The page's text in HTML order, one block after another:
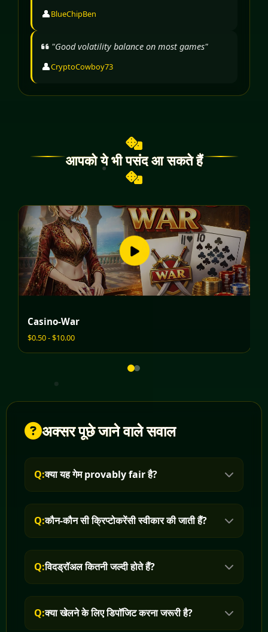
👤BlueChipBen
"Good volatility balance on most games"
👤CryptoCowboy73
आपको ये भी पसंद आ सकते हैं
Casino-War
$0.50 - $10.00
अक्सर पूछे जाने वाले सवाल
Q:क्या यह गेम provably fair है?
Q:कौन-कौन सी क्रिप्टोकरेंसी स्वीकार की जाती हैं?
Q:विदड्रॉअल कितनी जल्दी होते हैं?
Q:क्या खेलने के लिए डिपॉजिट करना जरूरी है?